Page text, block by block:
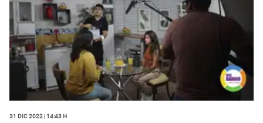
31 Dic 2022 | 14:43 h